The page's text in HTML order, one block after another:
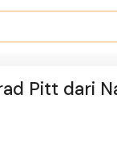
Pitt dari